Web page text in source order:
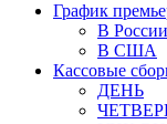
График
В России
В США
Кассовые
ДЕНЬ